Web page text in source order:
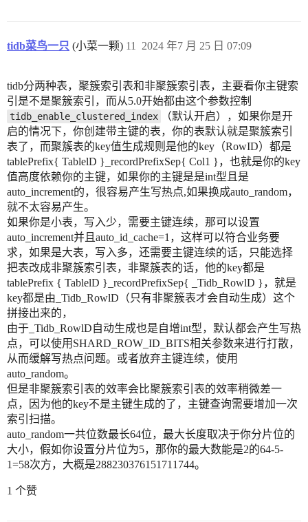
tidb菜鸟一只 (小菜一颗) 2024 年7 月 25 日 07:09
11
tidb分两种表，聚簇索引表和非聚簇索引表，主要看你主键索
引是不是聚簇索引，而从5.0开始都由这个参数控制
tidb_enable_clustered_index
（默认开启），如果你是开
启的情况下，你创建带主键的表，你的表默认就是聚簇索引
表了，而聚簇表的key值生成规则是他的key（RowID）都是
tablePrefix{ TablelD }_recordPrefixSep{ Col1 }，也就是你的key
值高度依赖你的主键，如果你的主键是是int型且是
auto_increment的，很容易产生写热点,如果换成auto_random，
就不太容易产生。
如果你是小表，写入少，需要主键连续，那可以设置
auto_increment并且auto_id_cache=1，这样可以符合业务要
求，如果是大表，写入多，还需要主键连续的话，只能选择
把表改成非聚簇索引表，非聚簇表的话，他的key都是
tablePrefix { TablelD }_recordPrefixSep{ _Tidb_RowlD }，就是
key都是由_Tidb_RowlD（只有非聚簇表才会自动生成）这个
拼接出来的，
由于_Tidb_RowlD自动生成也是自增int型，默认都会产生写热
点，可以使用SHARD_ROW_ID_BITS相关参数来进行打散，
从而缓解写热点问题。或者放弃主键连续，使用
auto_random。
但是非聚簇索引表的效率会比聚簇索引表的效率稍微差一
点，因为他的key不是主键生成的了，主键查询需要增加一次
索引扫描。
auto_random一共位数最长64位，最大长度取决于你分片位的
大小，假如你设置分片位为5，那你的最大数能是2的64-5-
1=58次方，大概是288230376151711744。
1 个赞